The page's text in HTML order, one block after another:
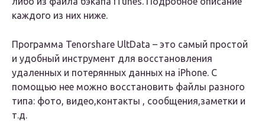
каждого из них ниже.
Программа Tenorshare UltData – это самый простой
и удобный инструмент для восстановления
удаленных и потерянных данных на iPhone. С
помощью нее можно восстановить файлы разного
типа: фото, видео,контакты , сообщения,заметки и
т.д.